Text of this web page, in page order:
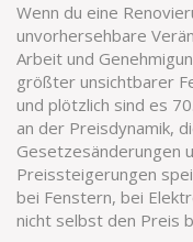
Wenn du eine
unvorhersehbare
Arbeit und
größter unsichtbarer
und plötzlich sind es
an der Preisdynamik,
Gesetzesänderungen
Preissteigerungen
bei Fenstern, bei
nicht selbst den Preis